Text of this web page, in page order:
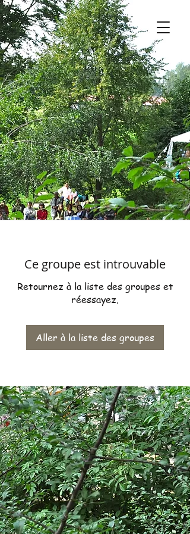
Ce groupe est introuvable
Retournez à la liste des groupes et
réessayez.
Aller à la liste des groupes